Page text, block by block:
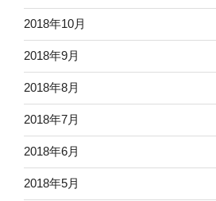
2018年10月
2018年9月
2018年8月
2018年7月
2018年6月
2018年5月